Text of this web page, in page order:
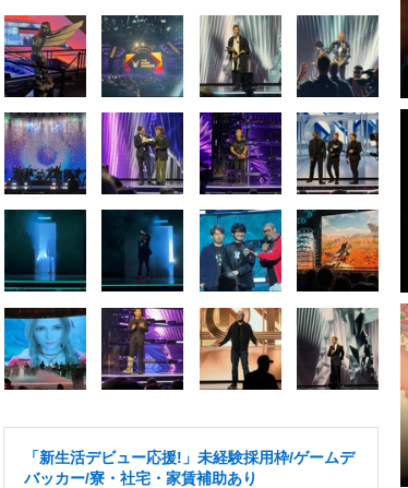
「新生活デビュー応援!」未経験採用枠/ゲームデ
バッカー/寮・社宅・家賃補助あり